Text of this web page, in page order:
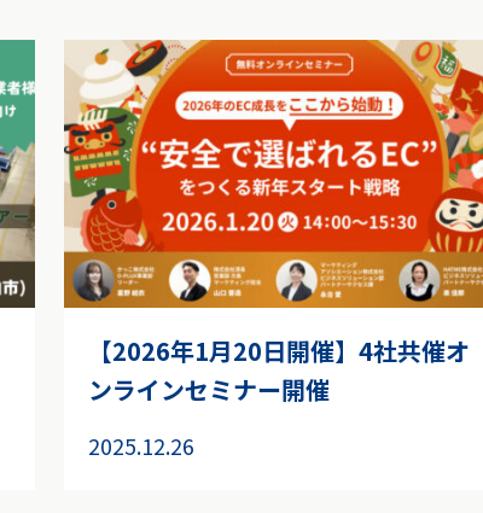
【2026年1月20日開催】4社共催オ
ンラインセミナー開催
2025.12.26